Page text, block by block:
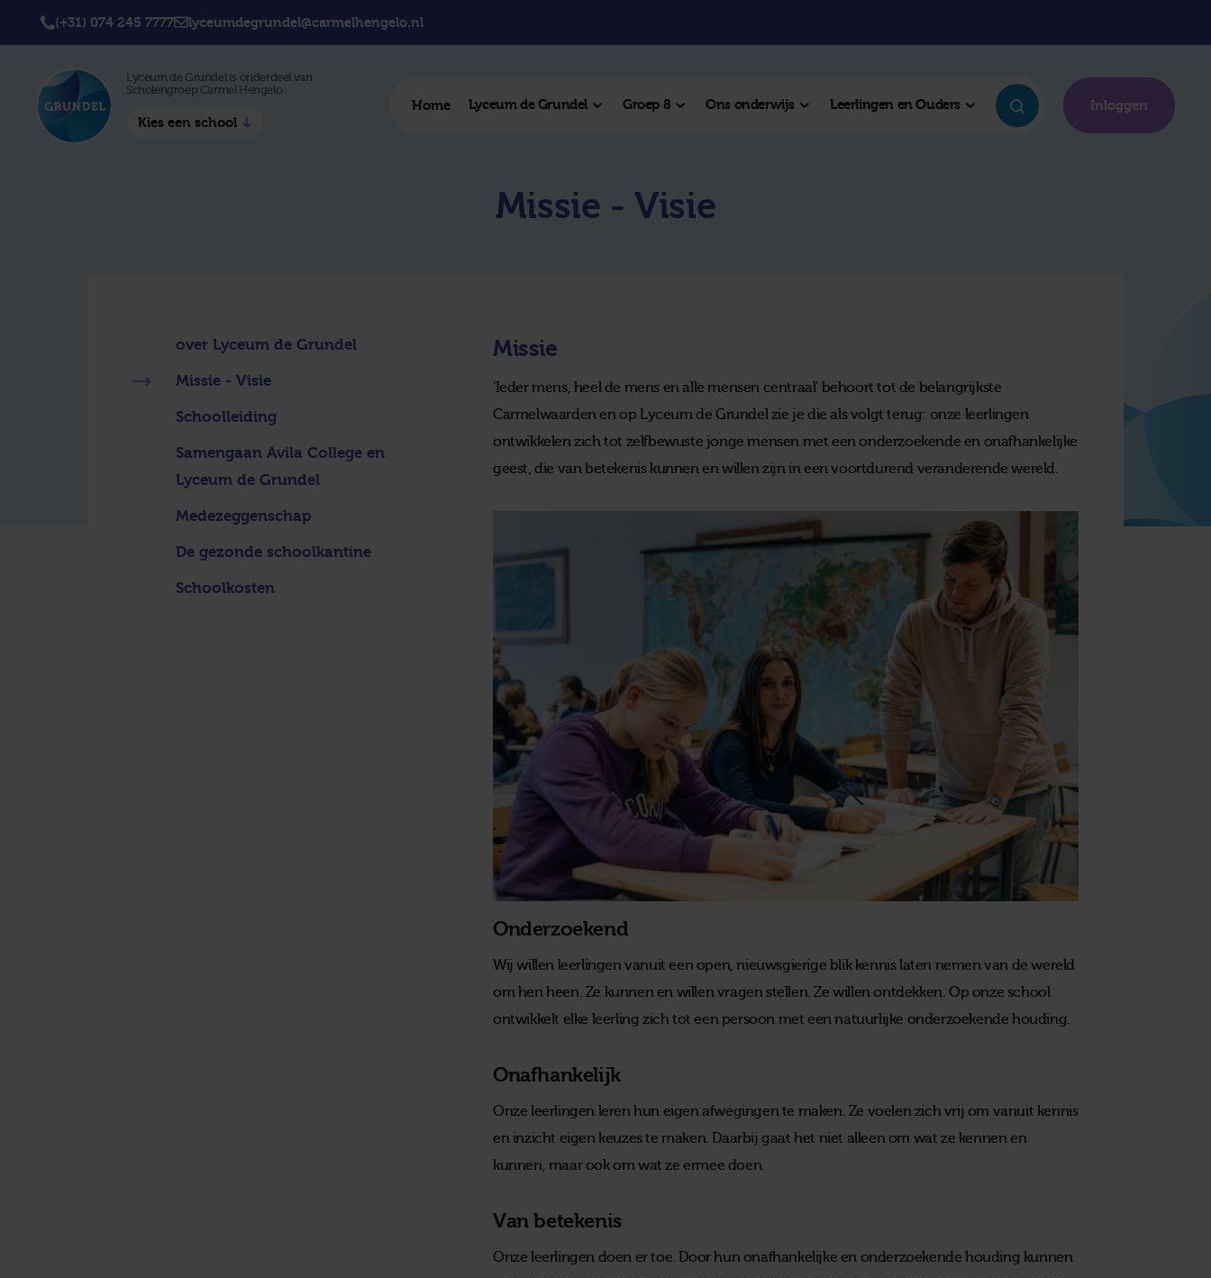
(+31) 074 245 7777 lyceumdegrundel@carmelhengelo.nl
Lyceum de Grundel is onderdeel van
Scholengroep Carmel Hengelo
Kies een school
CT Stork College
Home Lyceum de Grundel Groep 8 Ons onderwijs Leerlingen en Ouders Inloggen
Missie - Visie
over Lyceum de Grundel
Missie - Visie
Schoolleiding
Samengaan Avila College en
Lyceum de Grundel
Medezeggenschap
De gezonde schoolkantine
Schoolkosten
Missie
'Ieder mens, heel de mens en alle mensen centraal' behoort tot de belangrijkste
Carmelwaarden en op Lyceum de Grundel zie je die als volgt terug: onze leerlingen
ontwikkelen zich tot zelfbewuste jonge mensen met een onderzoekende en onafhankelijke
geest, die van betekenis kunnen en willen zijn in een voortdurend veranderende wereld.
Onderzoekend
Wij willen leerlingen vanuit een open, nieuwsgierige blik kennis laten nemen van de wereld
om hen heen. Ze kunnen en willen vragen stellen. Ze willen ontdekken. Op onze school
ontwikkelt elke leerling zich tot een persoon met een natuurlijke onderzoekende houding.
Onafhankelijk
Onze leerlingen leren hun eigen afwegingen te maken. Ze voelen zich vrij om vanuit kennis
en inzicht eigen keuzes te maken. Daarbij gaat het niet alleen om wat ze kennen en
kunnen, maar ook om wat ze ermee doen.
Van betekenis
Onze leerlingen doen er toe. Door hun onafhankelijke en onderzoekende houding kunnen